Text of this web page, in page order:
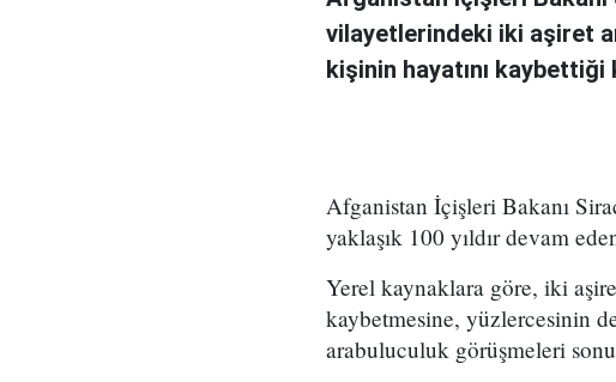
vilayetlerindeki iki aşiret
kişinin hayatını kaybettiği
Afganistan İçişleri Bakanı
yaklaşık 100 yıldır devam
Yerel kaynaklara göre, iki
kaybetmesine, yüzlercesinin
arabuluculuk görüşmeleri